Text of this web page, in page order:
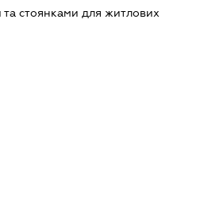
стоянками для житлових